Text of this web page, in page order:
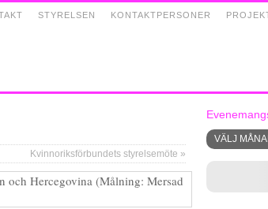
KONTAKTPERSONER
STYRELSEN
Kvinnoriksförbundets styrelsemöte »
VÄLJ